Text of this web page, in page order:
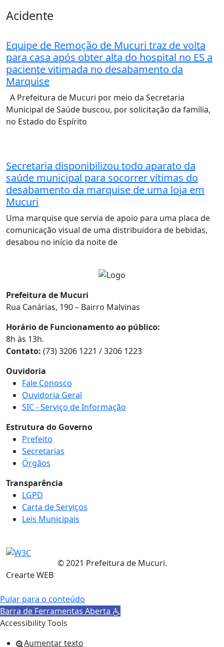
Acidente
Equipe de Remoção de Mucuri traz de volta
para casa após obter alta do hospital no ES a
paciente vitimada no desabamento da
Marquise
A Prefeitura de Mucuri por meio da Secretaria
Municipal de Saúde buscou, por solicitação da família,
no Estado do Espírito
Secretaria disponibilizou todo aparato da
saúde municipal para socorrer vítimas do
desabamento da marquise de uma loja em
Mucuri
Uma marquise que servia de apoio para uma placa de
comunicação visual de uma distribuidora de bebidas,
desabou no início da noite de
Prefeitura de Mucuri
Rua Canárias, 190 – Bairro Malvinas
Horário de Funcionamento ao público:
8h às 13h.
Contato: (73) 3206 1221 / 3206 1223
Ouvidoria
Fale Conosco
Ouvidoria Geral
SIC - Serviço de Informação
Estrutura do Governo
Prefeito
Secretarias
Órgãos
Transparência
LGPD
Carta de Serviços
Leis Municipais
© 2021 Prefeitura de Mucuri.
Crearte WEB
Pular para o conteúdo
Barra de Ferramentas Aberta
Accessibility Tools
Aumentar texto